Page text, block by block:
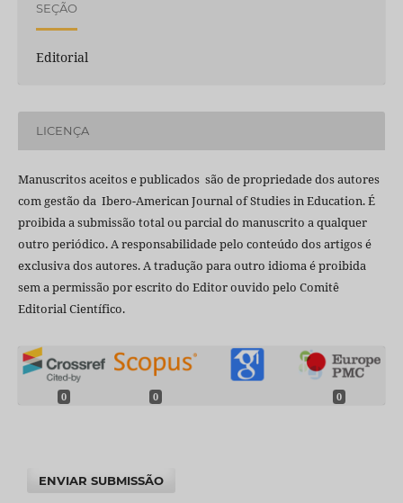
SEÇÃO
Editorial
LICENÇA
Manuscritos aceitos e publicados são de propriedade dos autores
com gestão da Ibero-American Journal of Studies in Education. É
proibida a submissão total ou parcial do manuscrito a qualquer
outro periódico. A responsabilidade pelo conteúdo dos artigos é
exclusiva dos autores. A tradução para outro idioma é proibida
sem a permissão por escrito do Editor ouvido pelo Comitê
Editorial Científico.
0 0 0
ENVIAR SUBMISSÃO